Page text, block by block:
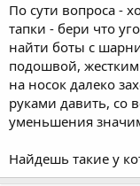
По сути вопроса -
тапки - бери что
найти боты с
подошвой,
на носок далеко
руками давить, со
уменьшения
Найдешь такие у